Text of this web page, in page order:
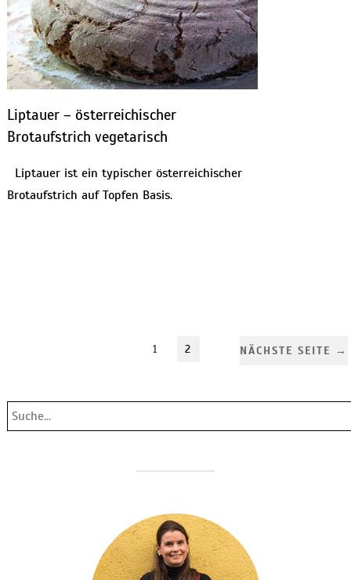
Liptauer – österreichischer
Brotaufstrich vegetarisch
Liptauer ist ein typischer österreichischer
Brotaufstrich auf Topfen Basis.
1 2 NÄCHSTE SEITE →